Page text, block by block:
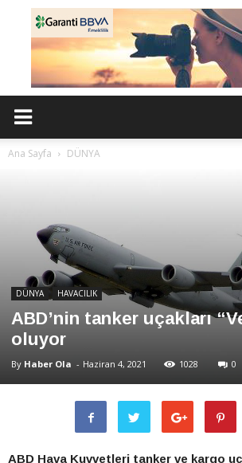
Ana Sayfa DÜNYA
DÜNYA HAVACILIK
ABD’nin tanker uçakları
oluyor
By Haber Ola - Haziran 4, 2021 1028 0
ABD Hava Kuvvetleri tanker ve kargo